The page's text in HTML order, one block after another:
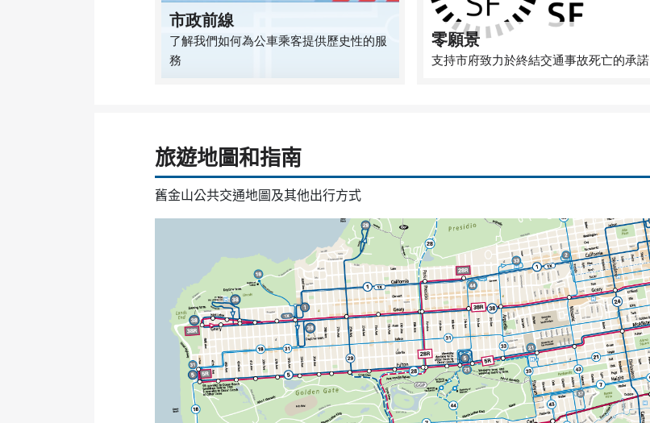
市政前線
了解我們如何為公車乘客提供歷史性的服
務
零願景
支持市府致力於終結交通事故死亡的承諾
旅遊地圖和指南
舊金山公共交通地圖及其他出行方式